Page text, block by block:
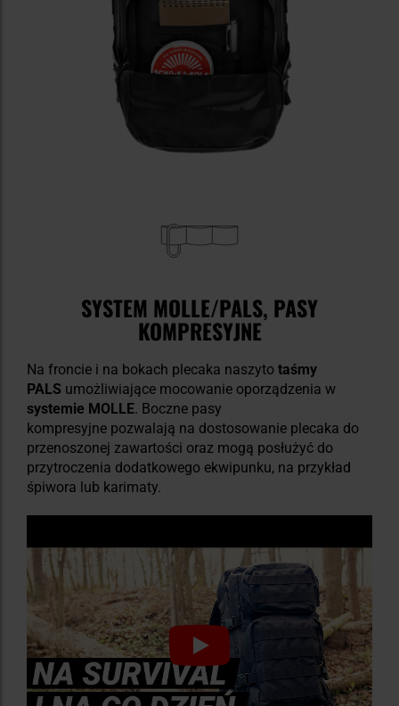
SYSTEM MOLLE/PALS, PASY
KOMPRESYJNE
Na froncie i na bokach plecaka naszyto taśmy
PALS umożliwiające mocowanie oporządzenia w
systemie MOLLE. Boczne pasy
kompresyjne pozwalają na dostosowanie plecaka do
przenoszonej zawartości oraz mogą posłużyć do
przytroczenia dodatkowego ekwipunku, na przykład
śpiwora lub karimaty.